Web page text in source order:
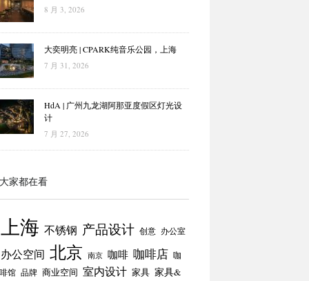
8 月 3, 2026
大奕明亮 | CPARK纯音乐公园，上海
7 月 31, 2026
HdA | 广州九龙湖阿那亚度假区灯光设
计
7 月 27, 2026
家都在看
上海 不锈钢 产品设计 创意 办公室
办公空间 北京 南京 咖啡 咖啡店 咖
馆 品牌 商业空间 室内设计 家具 家具&